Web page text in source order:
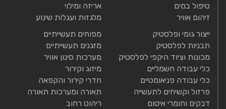
טיפול במים
זיהום אוויר
אריזה ומילוי
מלגזות ועגלות שינוע
ייצור גומי ופלסטיק
תבניות לפלסטיק
מכונות וציוד היקפי לפלסטיק
כלי עבודה חשמליים
כלי עבודה פניאומטיים
פרזול וקשיחים לתעשייה
דבקים וחומרי איטום
מפוחים תעשייתיים
מזגנים תעשייתיים
מערכות סינון אוויר
מיזוג וקירור
חדרי קירור והקפאה
תאורה ומערכות תאורה
ריהוט רחוב